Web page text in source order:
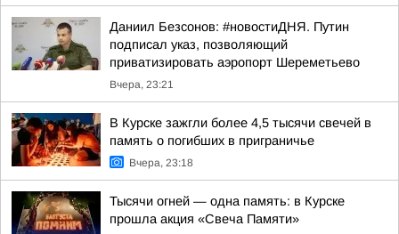
Даниил Безсонов: #новостиДНЯ. Путин
подписал указ, позволяющий
приватизировать аэропорт Шереметьево
Вчера, 23:21
В Курске зажгли более 4,5 тысячи свечей в
память о погибших в приграничье
Вчера, 23:18
Тысячи огней — одна память: в Курске
прошла акция «Свеча Памяти»